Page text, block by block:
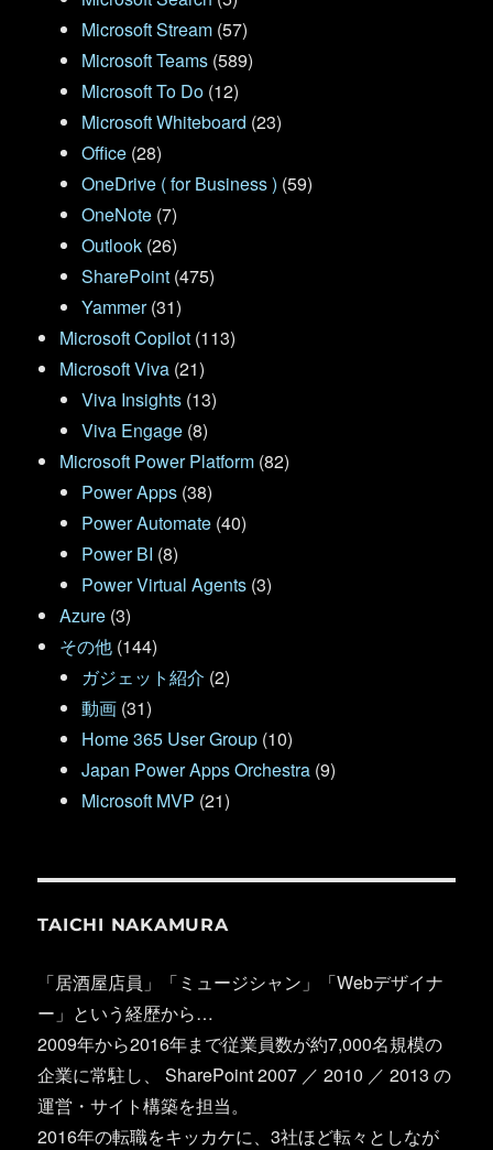
Microsoft Stream (57)
Microsoft Teams (589)
Microsoft To Do (12)
Microsoft Whiteboard (23)
Office (28)
OneDrive ( for Business ) (59)
OneNote (7)
Outlook (26)
SharePoint (475)
Yammer(31)
Microsoft Copilot (113)
Microsoft Viva (21)
Viva Insights (13)
Viva Engage (8)
Microsoft Power Platform (82)
Power Apps (38)
Power Automate (40)
Power BI (8)
Power Virtual Agents (3)
Azure (3)
その他 (144)
ガジェット紹介 (2)
動画 (31)
Home 365 User Group (10)
Japan Power Apps Orchestra (9)
Microsoft MVP (21)
TAICHI NAKAMURA
「居酒屋店員」「ミュージシャン」「Webデザイナ
ー」という経歴から…
2009年から2016年まで従業員数が約7,000名規模の
企業に常駐し、 SharePoint 2007 ／ 2010 ／ 2013 の
運営・サイト構築を担当。
2016年の転職をキッカケに、3社ほど転々としなが